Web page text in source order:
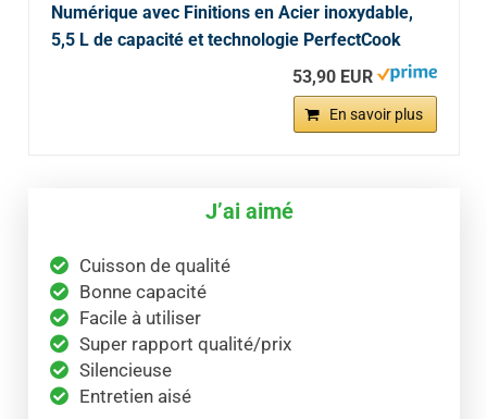
Numérique avec Finitions en Acier inoxydable,
5,5 L de capacité et technologie PerfectCook
53,90 EUR
En savoir plus
J’ai aimé
Cuisson de qualité
Bonne capacité
Facile à utiliser
Super rapport qualité/prix
Silencieuse
Entretien aisé